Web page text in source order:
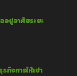
ยู่อาศัยระยะ
กิจการให้เช่า